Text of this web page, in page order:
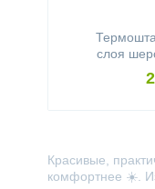
слоя
Красивые,
комфортнее ☀️.